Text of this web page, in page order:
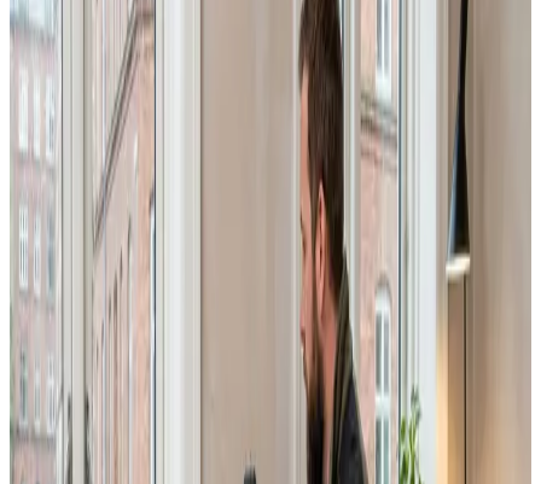
Uforpligtende rådgivning